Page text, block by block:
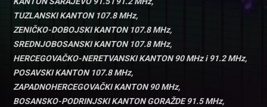
TUZLANSKI KANTON 107.8 MHz,
ZENIČKO-DOBOJSKI KANTON 107.8 MHz,
SREDNJOBOSANSKI KANTON 107.8 MHz,
HERCEGOVAČKO-NERETVANSKI KANTON 90 MHz i 91.2 MHz,
POSAVSKI KANTON 107.8 MHz,
ZAPADNOHERCEGOVAČKI KANTON 90 MHz,
BOSANSKO-PODRINJSKI KANTON GORAŽDE 91.5 MHz,